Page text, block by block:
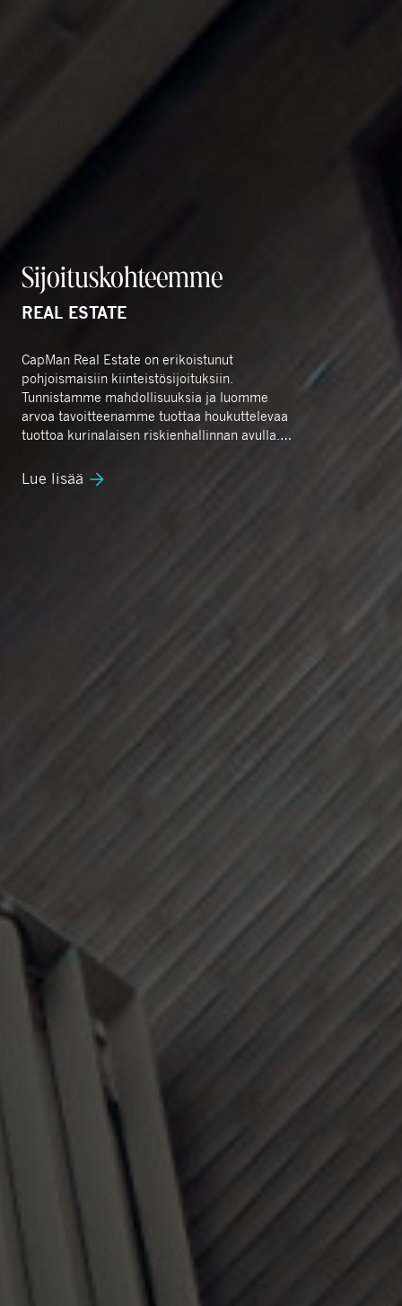
Sijoituskohteemme
REAL ESTATE
CapMan Real Estate on erikoistunut
pohjoismaisiin kiinteistösijoituksiin.
Tunnistamme mahdollisuuksia ja luomme
arvoa tavoitteenamme tuottaa houkuttelevaa
tuottoa kurinalaisen riskienhallinnan avulla.
sijoituskohteissamme paikallisen
asiantuntemuksemme avulla.
Lue lisää